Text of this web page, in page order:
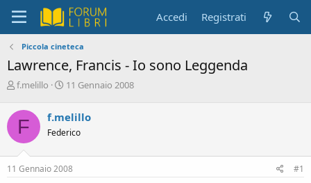
Accedi Registrati
Piccola cineteca
Lawrence, Francis - Io sono Leggenda
C
e
a
t
o
r
e
f.melillo
D
a
d
i
n
11 Gennaio 2008
F f.melillo
Federico
11 Gennaio 2008 #1